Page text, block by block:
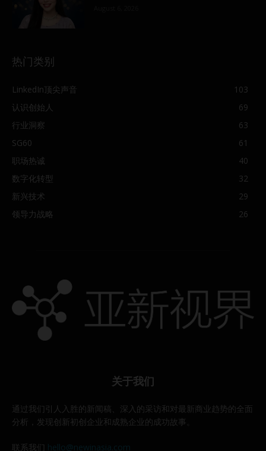
热门类别
LinkedIn顶尖声音
103
认识创始人
69
行业洞察
63
SG60
61
职场热诚
40
数字化转型
32
新兴技术
29
领导力战略
26
关于我们
通过我们引人入胜的新闻稿、深入的采访和对最新商业趋势的全面
分析，发现创新初创企业和成熟企业的成功故事。
联系我们 hello@newinasia.com